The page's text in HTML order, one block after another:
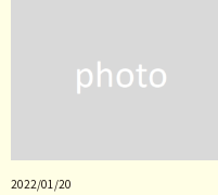
2022/01/20